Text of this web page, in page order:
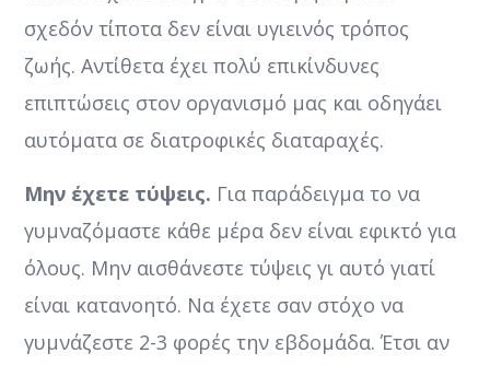
σχεδόν τίποτα δεν είναι υγιεινός τρόπος
ζωής. Αντίθετα έχει πολύ επικίνδυνες
επιπτώσεις στον οργανισμό μας και οδηγάει
αυτόματα σε διατροφικές διαταραχές.
Μην έχετε τύψεις. Για παράδειγμα το να
γυμναζόμαστε κάθε μέρα δεν είναι εφικτό για
όλους. Μην αισθάνεστε τύψεις γι αυτό γιατί
είναι κατανοητό. Να έχετε σαν στόχο να
γυμνάζεστε 2-3 φορές την εβδομάδα. Έτσι αν